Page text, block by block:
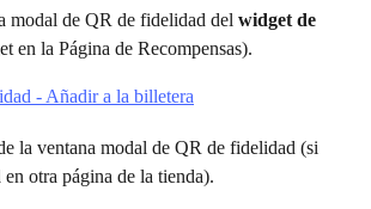
modal de QR de fidelidad del widget de
en la Página de Recompensas).
la ventana modal de QR de fidelidad (si
en otra página de la tienda).